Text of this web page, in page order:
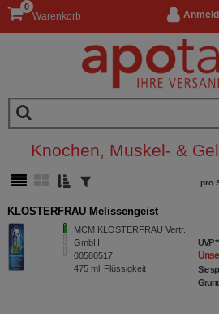
Warenkorb
0
Knochen, Muskel- &
pro
KLOSTERFRAU Melissengeist
MCM KLOSTERFRAU Vertr.
GmbH
00580517
475 ml Flüssigkeit
UVP
Sie